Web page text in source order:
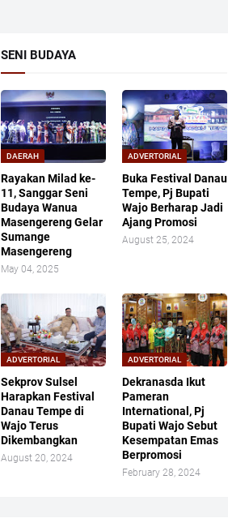
SENI BUDAYA
DAERAH
Rayakan Milad ke-
11, Sanggar Seni
Budaya Wanua
Masengereng Gelar
Sumange
Masengereng
May 04, 2025
ADVERTORIAL
Buka Festival Danau
Tempe, Pj Bupati
Wajo Berharap Jadi
Ajang Promosi
August 25, 2024
ADVERTORIAL
Sekprov Sulsel
Harapkan Festival
Danau Tempe di
Wajo Terus
Dikembangkan
August 20, 2024
ADVERTORIAL
Dekranasda Ikut
Pameran
International, Pj
Bupati Wajo Sebut
Kesempatan Emas
Berpromosi
February 28, 2024